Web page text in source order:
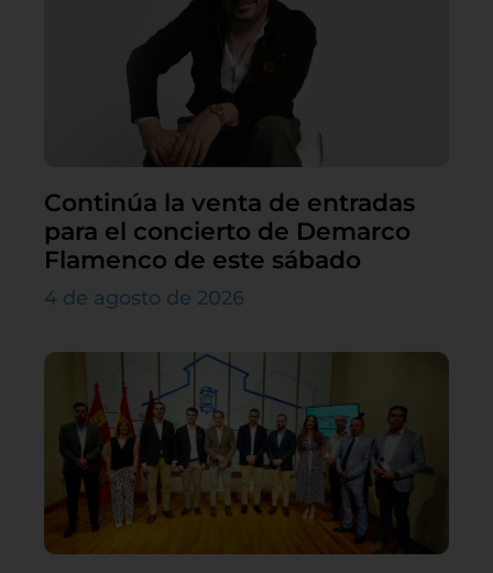
Continúa la venta de entradas
para el concierto de Demarco
Flamenco de este sábado
4 de agosto de 2026